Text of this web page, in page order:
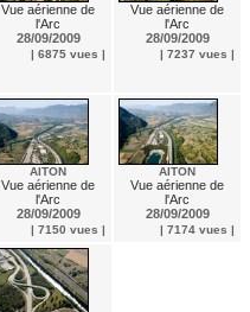
Vue aérienne de
l'Arc
28/09/2009
| 6875 vues |
Vue aérienne de
l'Arc
28/09/2009
| 7237 vues |
AITON
Vue aérienne de
l'Arc
28/09/2009
| 7150 vues |
AITON
Vue aérienne de
l'Arc
28/09/2009
| 7174 vues |